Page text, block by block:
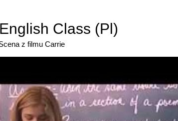
Class (Pl)
z filmu Carrie